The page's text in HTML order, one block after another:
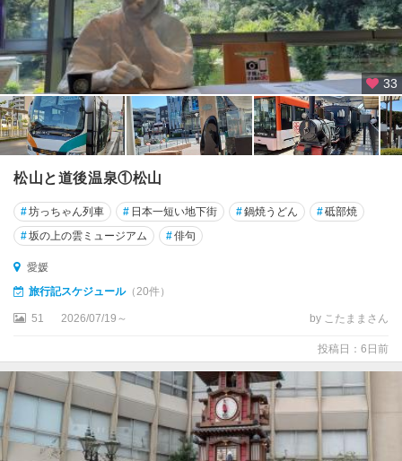
八
幡
浜
・
伊
予
33
松山と道後温泉①松山
#坊っちゃん列車 # 日本一短い地下街 #鍋焼うどん #砥部焼
#坂の上の雲ミュージアム #俳句
愛媛
旅行記スケジュール（20件）
51 2026/07/19～ by こたままさん
投稿日：6日前